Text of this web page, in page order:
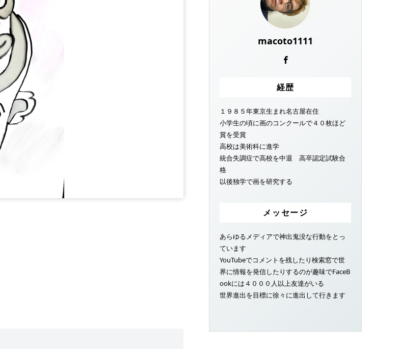
macoto1111
経歴
１９８５年東京生まれ名古屋在住
小学生の頃に画のコンクールで４０枚ほど
賞を受賞
高校は美術科に進学
統合失調症で高校を中退 高卒認定試験合
格
以後独学で画を研究する
メッセージ
あらゆるメディアで神出鬼没な行動をとっ
ています
YouTubeでコメントを残したり検索窓で世
界に情報を発信したりするのが趣味でFaceB
ookには４０００人以上友達がいる
世界進出を目標に徐々に進出して行きます